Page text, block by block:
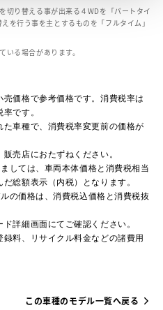
切り替える事が出来る４WDを「パートタイ
を行う事を主とするものを「フルタイム」
いる場合があります。
価格で参考価格です。消費税率は
です。
車種で、消費税率変更前の価格が
売店におたずねください。
しては、車両本体価格と消費税相当
総額表示（内税）となります。
の価格は、消費税込価格と消費税抜
詳細画面にてご確認ください。
料、リサイクル料金などの諸費用
この車種のモデル一覧へ戻る